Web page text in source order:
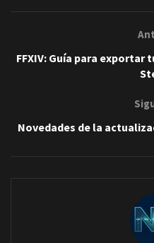
FFXIV: Guía para exportar
Novedades de la